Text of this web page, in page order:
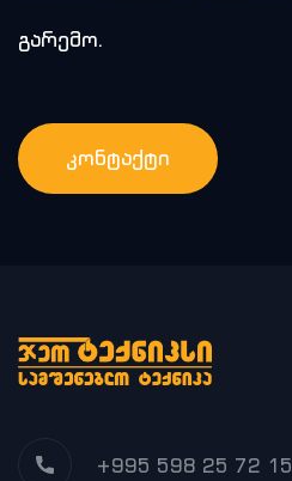
გარემო.
ᲙᲝᲜᲢᲐᲥᲢᲘ
+995 598 25 72 15